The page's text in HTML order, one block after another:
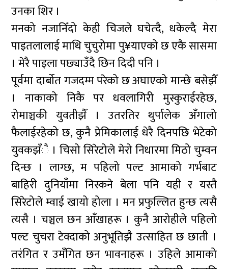
उनका शिर ।
मनको नजानिँदो केही चिजले घचेत्दै, धकेल्दै मेरा
पाइतलालाई माथि चुचुरोमा पु¥याएको छ एकै सासमा
। मेरै पाइला पछ्याउँदै छिन दिदी पनि ।
पूर्वमा दार्बोत गजदम्म परेको छ अघाएको मान्छे बसेझैँ
। नाकाको निकै पर धवलागिरी मुस्कुराईरहेछ,
रोमाञ्चकी युवतीझैँ । उतरतिर थुर्पालेक अँगालो
फैलाईरहेको छ, कुनै प्रेमिकालाई धेरै दिनपछि भेटेको
युवकझँै । चिसो सिरेटोले मेरो निधारमा मिठो चुम्वन
दिन्छ । लाग्छ, म पहिलो पल्ट आमाको गर्भबाट
बाहिरी दुनियाँमा निस्कने बेला पनि यही र यस्तै
सिरेटोले म्वाई खायो होला । मन प्रफुल्लित हुन्छ त्यसै
त्यसै । चञ्चल छन आँखाहरू । कुनै आरोहीले पहिलो
पल्ट चुचरा टेक्दाको अनुभूतिझै उत्साहित छ छाती ।
तरंगित र उमँगित छन भावनाहरू । उहिले आमाको